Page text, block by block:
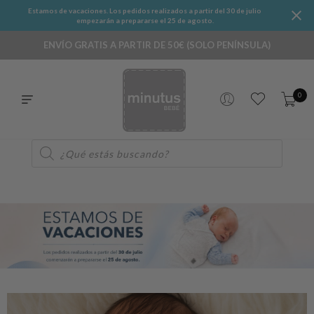
Estamos de vacaciones. Los pedidos realizados a partir del 30 de julio
empezarán a prepararse el 25 de agosto.
ENVÍO GRATIS A PARTIR DE 50€ (SOLO PENÍNSULA)
0
de
productos